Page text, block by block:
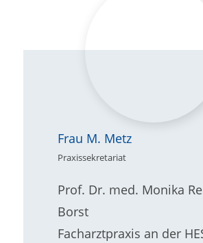
Frau M. Metz
Praxissekretariat
Prof. Dr. med. Monika
Borst
Facharztpraxis an der